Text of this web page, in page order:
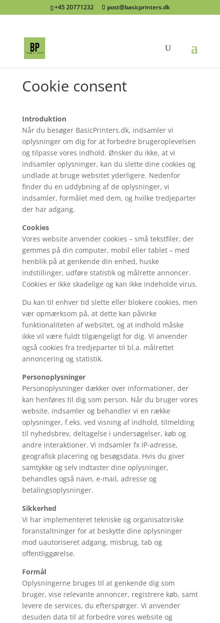
+45 20771232 post@basicprinters.dk
Cookie consent
Introduktion
Når du besøger BasicPrinters.dk, indsamler vi
oplysninger om dig for at forbedre brugeroplevelsen
og tilpasse vores indhold. Ønsker du ikke, at vi
indsamler oplysninger, kan du slette dine cookies og
undlade at bruge websitet yderligere. Nedenfor
finder du en uddybning af de oplysninger, vi
indsamler, formålet med dem, og hvilke tredjeparter
der har adgang.
Cookies
Vores website anvender cookies – små tekstfiler, der
gemmes på din computer, mobil eller tablet – med
henblik på at genkende din enhed, huske
indstillinger, udføre statistik og målrette annoncer.
Cookies er ikke skadelige og kan ikke indeholde virus.
Du kan til enhver tid slette eller blokere cookies, men
vær opmærksom på, at dette kan påvirke
funktionaliteten af websitet, og at indhold måske
ikke vil være fuldt tilgængeligt for dig. Vi anvender
også cookies fra tredjeparter til bl.a. målrettet
annoncering og statistik.
Personoplysninger
Personoplysninger dækker over informationer, der
kan henføres til dig som person. Når du bruger vores
website, indsamler og behandler vi en række
oplysninger, f.eks. ved visning af indhold, tilmelding
til nyhedsbrev, deltagelse i undersøgelser, køb og
andre interaktioner. Vi indsamler fx IP-adresse,
geografisk placering og besøgsdata. Hvis du giver
samtykke og selv indtaster dine oplysninger,
behandles også navn, e-mail, adresse og
betalingsoplysninger.
Sikkerhed
Vi har implementeret tekniske og organisatoriske
foranstaltninger for at beskytte dine oplysninger
mod uautoriseret adgang, misbrug, tab og
offentliggørelse.
Formål
Oplysningerne bruges til at genkende dig som
bruger, vise relevante annoncer, registrere køb, samt
levere de services, du efterspørger. Vi anvender
desuden data til at forbedre vores website og